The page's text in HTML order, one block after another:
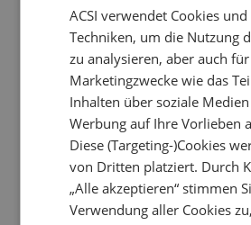
Wanderungen
Bestes Campingplatz-
Beste Wohnmobilstellplätze
Beste Campingplatz-Animation
In jeder Kategorie wählen die
Lieblingscampingplatz. Nach
Abstimmungsfrist wird in jeder
Land ein Gewinner ermittelt. „So
ACSI verwendet Cookies
Techniken, um die Nutzung
zu analysieren, aber auch für
Marketingzwecke wie das
Inhalten über soziale
Werbung auf Ihre Vorlieben
Diese (Targeting-)Cookies
von Dritten platziert. Durch
„Alle akzeptieren“ stimmen
Verwendung aller Cookies